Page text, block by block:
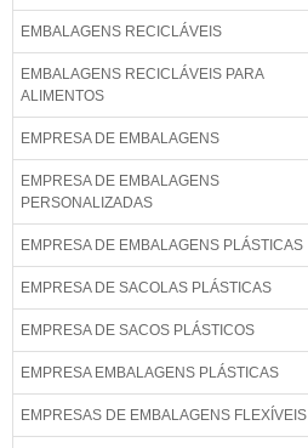
EMBALAGENS RECICLÁVEIS
EMBALAGENS RECICLÁVEIS PARA
ALIMENTOS
EMPRESA DE EMBALAGENS
EMPRESA DE EMBALAGENS
PERSONALIZADAS
EMPRESA DE EMBALAGENS PLÁSTICAS
EMPRESA DE SACOLAS PLÁSTICAS
EMPRESA DE SACOS PLÁSTICOS
EMPRESA EMBALAGENS PLÁSTICAS
EMPRESAS DE EMBALAGENS FLEXÍVEIS